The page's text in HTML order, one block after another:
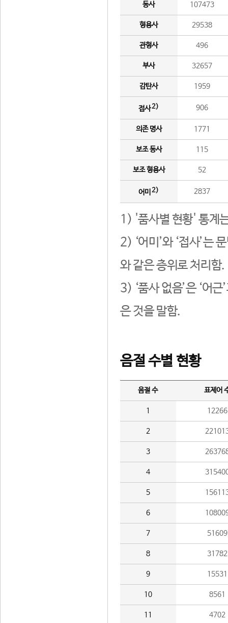
동사 107473
형용사 29538
관형사 496
부사 32657
감탄사 1959
접사2) 906
의존 명사 1771
보조 동사 115
보조 형용사 52
어미 2) 2837
1) '품사별 현황' 통계
2) ‘어미’와 ‘접사’는
와 같은 층위로 처리함.
3) ‘품사 없음’은 ‘어
은 것을 말함.
음절 수별 현황
음절 수 표제어
1 12266
2
3
4
5
6
7 51609
8 31782
9 15531
10 8561
11 4702